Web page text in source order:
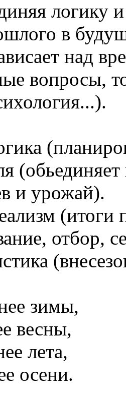
логику
в
над
вопросы,
(обьединяет
и урожай).
(итоги
отбор,
зимы,
весны,
лета,
осени.